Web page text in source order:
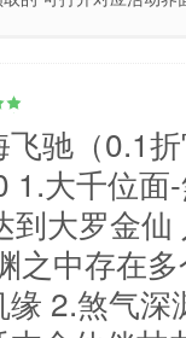
飞驰（0.1
1.大千位面
到大罗金
之中存在
2.煞气